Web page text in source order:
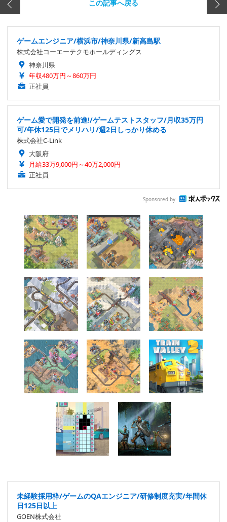
この記事へ戻る
ゲームエンジニア/横浜市/神奈川県/新高島駅
株式会社コーエーテクモホールディングス
神奈川県
年収480万円～860万円
正社員
ゲーム愛で開発を前進!/ゲームテストスタッフ/月収35万円
可/年休125日でメリハリ/週2日しっかり休める
株式会社C-Link
大阪府
月給33万9,000円～40万2,000円
正社員
Sponsored by
未経験採用枠/ゲームのQAエンジニア/研修制度充実/年間休
日125日以上
GOEN株式会社